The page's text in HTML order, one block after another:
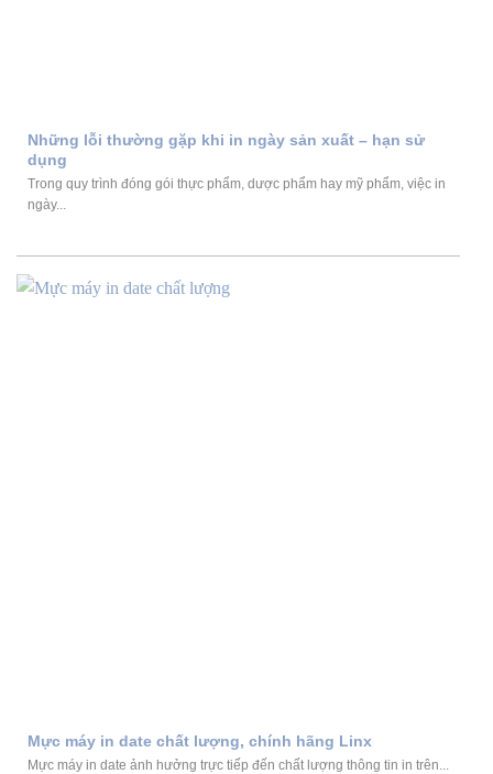
Những lỗi thường gặp khi in ngày sản xuất – hạn sử
dụng
Trong quy trình đóng gói thực phẩm, dược phẩm hay mỹ phẩm, việc in
ngày...
Mực máy in date chất lượng, chính hãng Linx
Mực máy in date ảnh hưởng trực tiếp đến chất lượng thông tin in trên...